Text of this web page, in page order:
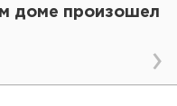
доме произошел